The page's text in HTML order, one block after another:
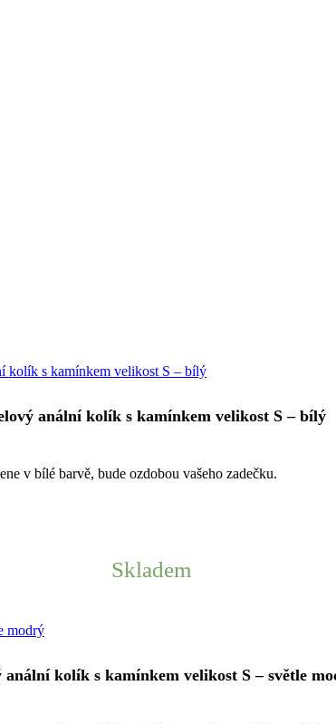
anální kolík s kamínkem velikost S – bílý
v bílé barvě, bude ozdobou vašeho zadečku.
Skladem
anální kolík s kamínkem velikost S – světle